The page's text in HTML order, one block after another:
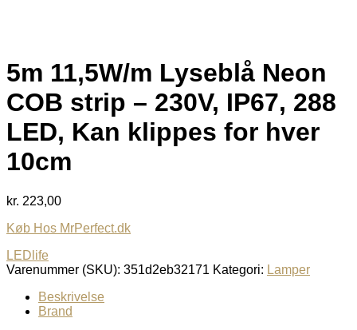
5m 11,5W/m Lyseblå Neon
COB strip – 230V, IP67, 288
LED, Kan klippes for hver
10cm
kr. 223,00
Køb Hos MrPerfect.dk
LEDlife
Varenummer (SKU): 351d2eb32171 Kategori: Lamper
Beskrivelse
Brand